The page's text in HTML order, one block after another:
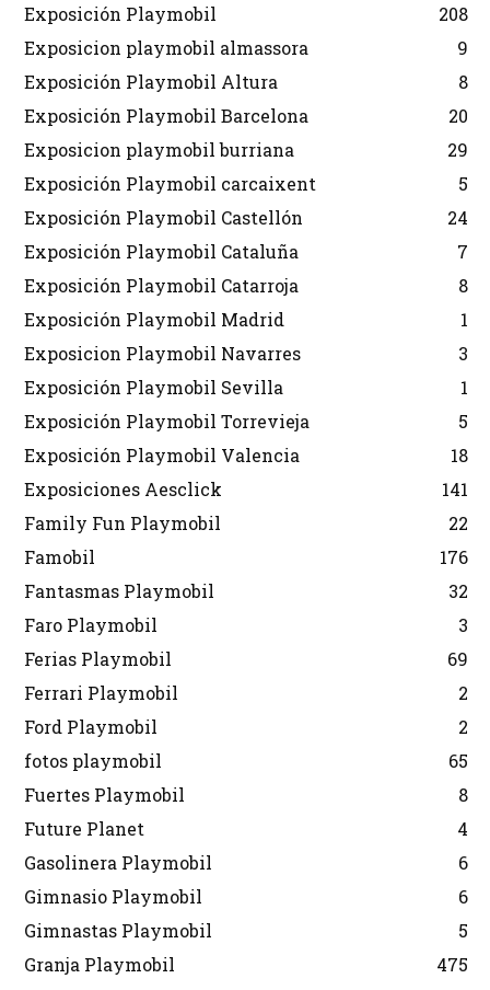
Exposición Playmobil
208
Exposicion playmobil almassora
9
Exposición Playmobil Altura
8
Exposición Playmobil Barcelona
20
Exposicion playmobil burriana
29
Exposición Playmobil carcaixent
5
Exposición Playmobil Castellón
24
Exposición Playmobil Cataluña
7
Exposición Playmobil Catarroja
8
Exposición Playmobil Madrid
1
Exposicion Playmobil Navarres
3
Exposición Playmobil Sevilla
1
Exposición Playmobil Torrevieja
5
Exposición Playmobil Valencia
18
Exposiciones Aesclick
141
Family Fun Playmobil
22
Famobil
176
Fantasmas Playmobil
32
Faro Playmobil
3
Ferias Playmobil
69
Ferrari Playmobil
2
Ford Playmobil
2
fotos playmobil
65
Fuertes Playmobil
8
Future Planet
4
Gasolinera Playmobil
6
Gimnasio Playmobil
6
Gimnastas Playmobil
5
Granja Playmobil
475